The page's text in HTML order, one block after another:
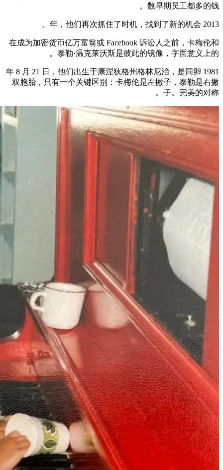
数早期员工都多的钱。
2013 年，他们再次抓住了时机，找到了新的机会。
在成为加密货币亿万富翁或 Facebook 诉讼人之前，卡梅伦和
泰勒·温克莱沃斯是彼此的镜像，字面意义上的。
1981 年 8 月 21 日，他们出生于康涅狄格州格林尼治，是同卵
双胞胎，只有一个关键区别：卡梅伦是左撇子，泰勒是右撇
子。完美的对称。